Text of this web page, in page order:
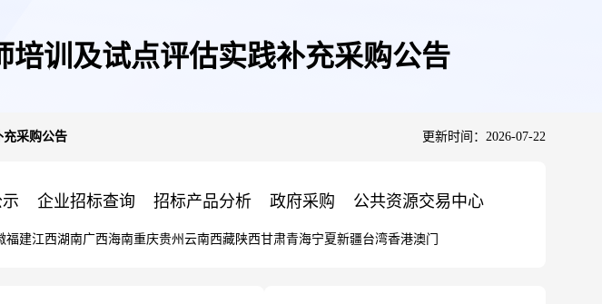
训及试点评估实践补充采购公告
采购公告 更新时间：2026-07-22
企业招标查询 招标产品分析 政府采购 公共资源交易中心
福建江西湖南广西海南重庆贵州 云南西藏陕西甘肃青海宁夏新疆台湾香港澳门